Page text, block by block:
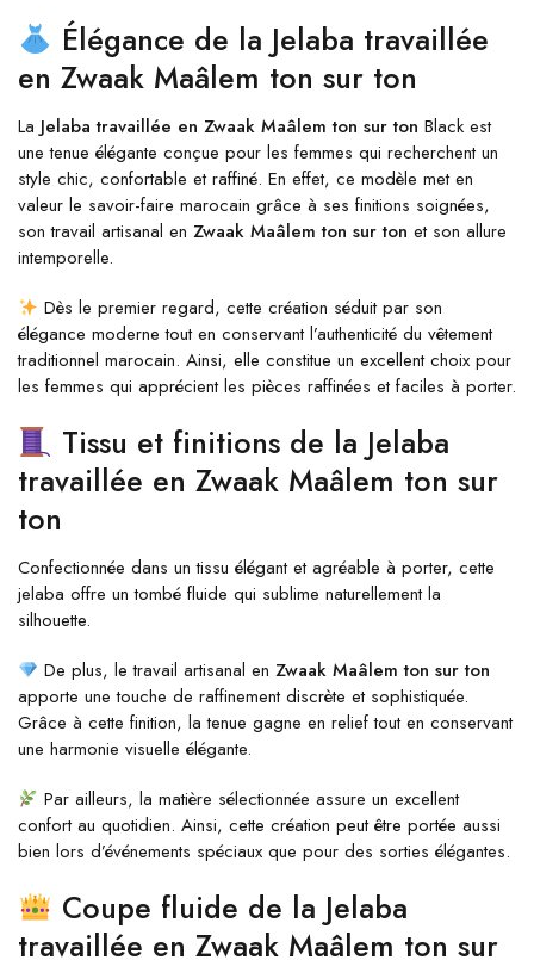
Élégance de la Jelaba travaillée
en Zwaak Maâlem ton sur ton
La Jelaba travaillée en Zwaak Maâlem ton sur ton Black est
une tenue élégante conçue pour les femmes qui recherchent un
style chic, confortable et raffiné. En effet, ce modèle met en
valeur le savoir-faire marocain grâce à ses finitions soignées,
son travail artisanal en Zwaak Maâlem ton sur ton et son allure
intemporelle.
Dès le premier regard, cette création séduit par son
élégance moderne tout en conservant l’authenticité du vêtement
traditionnel marocain. Ainsi, elle constitue un excellent choix pour
les femmes qui apprécient les pièces raffinées et faciles à porter.
Tissu et finitions de la Jelaba
travaillée en Zwaak Maâlem ton sur
ton
Confectionnée dans un tissu élégant et agréable à porter, cette
jelaba offre un tombé fluide qui sublime naturellement la
silhouette.
De plus, le travail artisanal enZwaak Maâlem ton sur ton
apporte une touche de raffinement discrète et sophistiquée.
Grâce à cette finition, la tenue gagne en relief tout en conservant
une harmonie visuelle élégante.
Par ailleurs, la matière sélectionnée assure un excellent
confort au quotidien. Ainsi, cette création peut être portée aussi
bien lors d’événements spéciaux que pour des sorties élégantes.
Coupe fluide de la Jelaba
travaillée en Zwaak Maâlem ton sur